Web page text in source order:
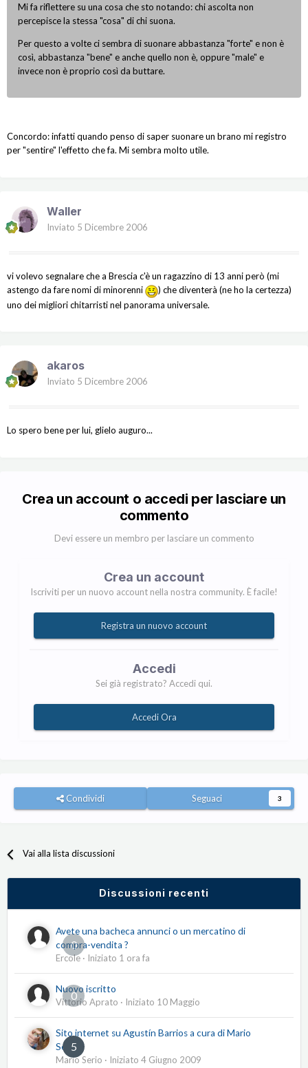
Mi fa riflettere su una cosa che sto notando: chi ascolta non
percepisce la stessa "cosa" di chi suona.
Per questo a volte ci sembra di suonare abbastanza "forte" e non è
così, abbastanza "bene" e anche quello non è, oppure "male" e
invece non è proprio così da buttare.
Concordo: infatti quando penso di saper suonare un brano mi registro
per "sentire" l'effetto che fa. Mi sembra molto utile.
Waller
Inviato 5 Dicembre 2006
vi volevo segnalare che a Brescia c'è un ragazzino di 13 anni però (mi
astengo da fare nomi di minorenni
) che diventerà (ne ho la certezza)
uno dei migliori chitarristi nel panorama universale.
akaros
Inviato 5 Dicembre 2006
Lo spero bene per lui, glielo auguro...
Crea un account o accedi per lasciare un
commento
Devi essere un membro per lasciare un commento
Crea un account
Iscriviti per un nuovo account nella nostra community. È facile!
Registra un nuovo account
Accedi
Sei già registrato? Accedi qui.
Accedi Ora
Condividi Seguaci 3
Vai alla lista discussioni
Discussioni recenti
0
Avete una bacheca annunci o un mercatino di
compra-vendita ?
Ercole · Iniziato 1 ora fa
0
Nuovo iscritto
Vittorio Aprato · Iniziato 10 Maggio
5
Sito internet su Agustín Barrios a cura di Mario
Serio
Mario Serio · Iniziato 4 Giugno 2009